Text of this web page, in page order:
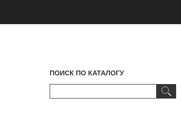
ПОИСК ПО КАТАЛОГУ